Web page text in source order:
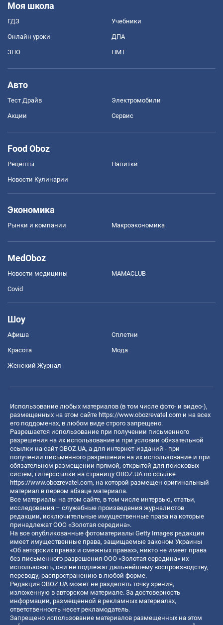
Моя школа
ГДЗ Учебники
Онлайн уроки ДПА
ЗНО НМТ
Авто
Тест Драйв Электромобили
Акции Сервис
Food Oboz
Рецепты Напитки
Новости Кулинарии
Экономика
Рынки и компании Mакроэкономика
MedOboz
Новости медицины MAMACLUB
Covid
Шоу
Афиша Сплетни
Красота Мода
Женский Журнал
Использование любых материалов (в том числе фото- и видео-),
размещенных на этом сайте https://www.obozrevatel.com и на всех
его поддоменах, в любом виде строго запрещено.
Разрешается использование при получении письменного
разрешения на их использование и при условии обязательной
ссылки на сайт OBOZ.UA, а для интернет-изданий - при
получении письменного разрешения на их использование и при
обязательном размещении прямой, открытой для поисковых
систем, гиперссылки на страницу OBOZ.UA по ссылке
https://www.obozrevatel.com, на которой размещен оригинальный
материал в первом абзаце материала.
Все материалы на этом сайте, в том числе интервью, статьи,
исследования – служебные произведения журналистов
редакции, исключительные имущественные права на которые
принадлежат ООО «Золотая середина».
На все опубликованные фотоматериалы Getty Images редакция
имеет имущественные права, защищаемые законом Украины
«Об авторских правах и смежных правах», никто не имеет права
без письменного разрешения ООО «Золотая середина» их
использовать, они не подлежат дальнейшему воспроизводству,
переводу, распространению в любой форме.
Редакция OBOZ.UA может не разделять точку зрения,
изложенную в авторском материале. За достоверность
информации, размещенной в рекламных материалах,
ответственность несет рекламодатель.
Запрещено использование материалов размещенных на этом